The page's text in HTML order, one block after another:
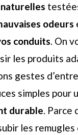
odeurs
conduits. On
les produits
gestes
simples pour
durable. Parce
les remugles